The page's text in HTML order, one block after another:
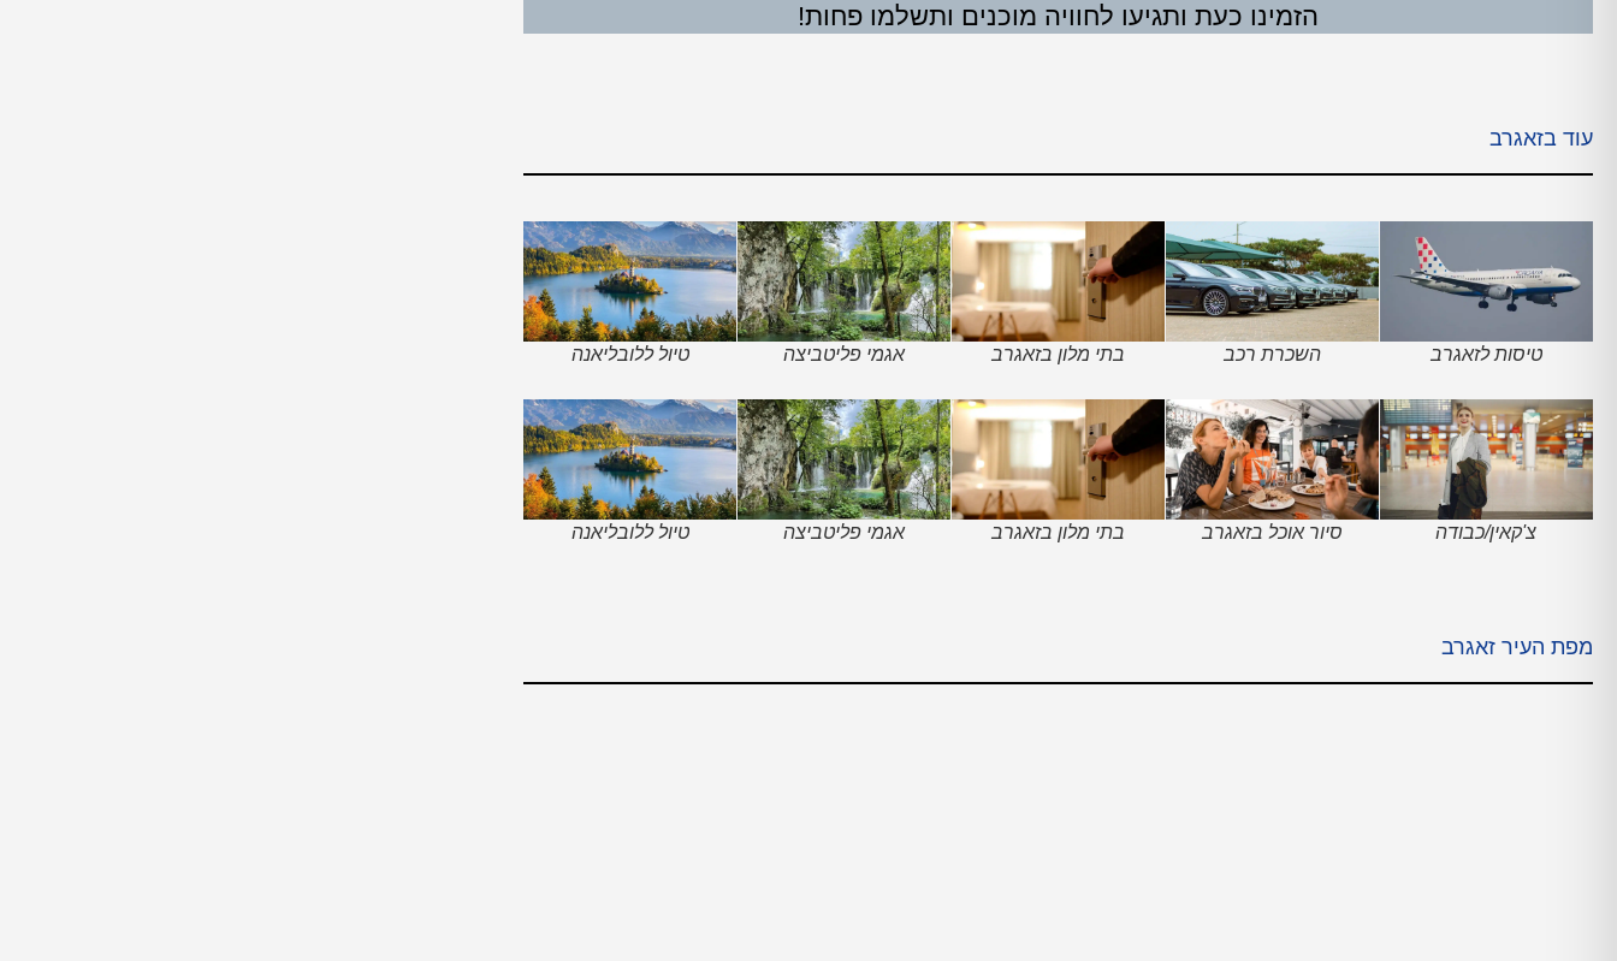
הזמינו כעת ותגיעו לחוויה מוכנים ותשלמו פחות!
עוד בזאגרב
טיסות לזאגרב השכרת רכב בתי מלון בזאגרב אגמי פליטביצה טיול ללובליאנה
צ'קאין/כבודה סיור אוכל בזאגרב בתי מלון בזאגרב אגמי פליטביצה טיול ללובליאנה
מפת העיר זאגרב